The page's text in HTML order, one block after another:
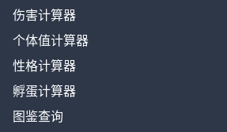
伤害计算器
个体值计算器
性格计算器
孵蛋计算器
图鉴查询